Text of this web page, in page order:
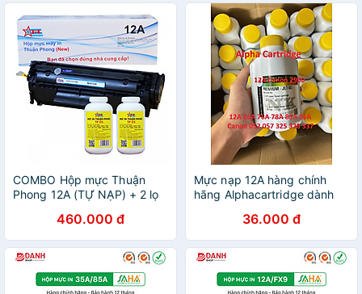
chính hãng Alpha Cartridge
COMBO Hộp mực Thuận
Phong 12A (TỰ NẠP) + 2 lọ
in HP LJ 1010/ 1020/ 3030/
3050/ Canon LBP 2900/
3000/ MF 4000/ 4100 -
460.000 đ
Mực nạp 12A hàng chính
hãng Alphacartridge dành
FX9 máy in Canon 2900
3000 3300 6300 251dw
252dw HP 1010 1020 2055
Pro 400 m402 m402nw
1230
36.000 đ